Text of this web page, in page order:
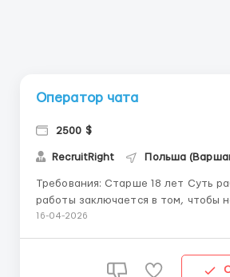
Оператор чата
2500 $
RecruitRight Польша
Требования: Старше 18 лет Суть работы: суть
работы заключается в том, чтобы
на различную работу Так же руководство
человека на счёт вакансии и
16-04-2026